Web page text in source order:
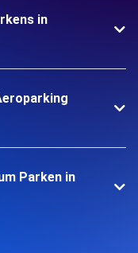
in
Parken in